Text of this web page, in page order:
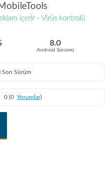
içerir - Virüs kontrolü
8.0
Android Sürümü
Son Sürüm
0 (0 Yorumlar)